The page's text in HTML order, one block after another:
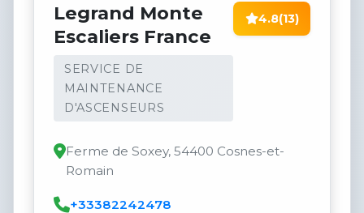
Legrand Monte
Escaliers France
SERVICE DE
MAINTENANCE
D'ASCENSEURS
4.8(13)
Ferme de Soxey, 54400 Cosnes-et-
Romain
+33382242478